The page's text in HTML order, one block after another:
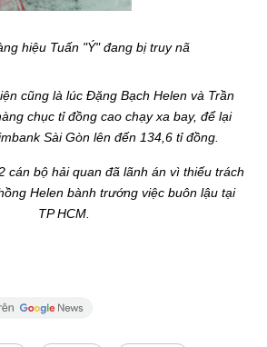
hiệu Tuấn "Ý" đang bị truy nã
cũng là lúc Đặng Bạch Helen và Trần
chục tỉ đồng cao chạy xa bay, để lại
Sài Gòn lên đến 134,6 tỉ đồng.
cán bộ hải quan đã lãnh án vì thiếu trách
Helen bành trướng việc buôn lậu tại
TP HCM.